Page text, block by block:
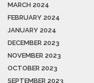
MARCH 2024
FEBRUARY 2024
JANUARY 2024
DECEMBER 2023
NOVEMBER 2023
OCTOBER 2023
SEPTEMBER 2023